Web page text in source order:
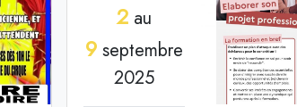
2 au
9 septembre
2025